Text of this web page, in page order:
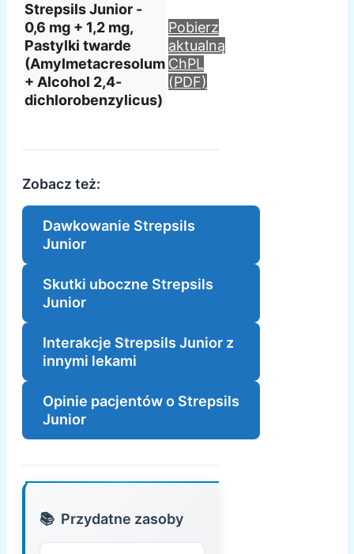
Strepsils Junior -
0,6 mg + 1,2 mg,
Pastylki twarde
(Amylmetacresolum
+ Alcohol 2,4-
dichlorobenzylicus)
Pobierz
aktualną
ChPL
(PDF)
Zobacz też:
Dawkowanie Strepsils
Junior
Skutki uboczne Strepsils
Junior
Interakcje Strepsils Junior z
innymi lekami
Opinie pacjentów o Strepsils
Junior
Przydatne zasoby